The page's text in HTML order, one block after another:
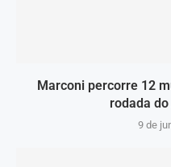
Marconi percorre 12
rodada
9 de